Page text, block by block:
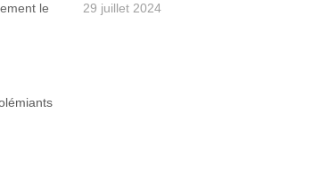
le
suis
ceux qui ne connaissent pas ce produit, il
29 juillet 2024